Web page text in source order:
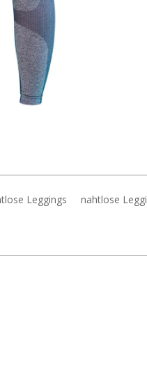
Leggings nahtlose